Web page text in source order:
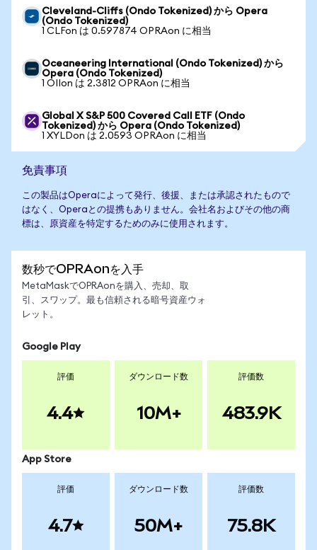
Cleveland-Cliffs (Ondo Tokenized) から Opera
(Ondo Tokenized)
1 CLFon は 0.597874 OPRAon に相当
Oceaneering International (Ondo Tokenized) から
Opera (Ondo Tokenized)
1 OIIon は 2.3812 OPRAon に相当
Global X S&P 500 Covered Call ETF (Ondo
Tokenized) から Opera (Ondo Tokenized)
1 XYLDon は 2.0593 OPRAon に相当
免責事項
この製品はOperaによって発行、後援、または承認されたもので
はなく、Operaとの提携もありません。会社名およびその他の商
標は、原資産を特定するためのみに使用されます。
数秒でOPRAonを入手
MetaMaskでOPRAonを購入、売却、取
引、スワップ。最も信頼される暗号資産ウォ
レット。
Google Play
評価
4.4
ダウンロード数
10M+
評価数
483.9K
App Store
評価
4.7
ダウンロード数
50M+
評価数
75.8K